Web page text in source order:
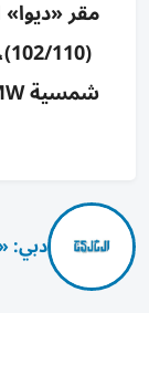
دبي: